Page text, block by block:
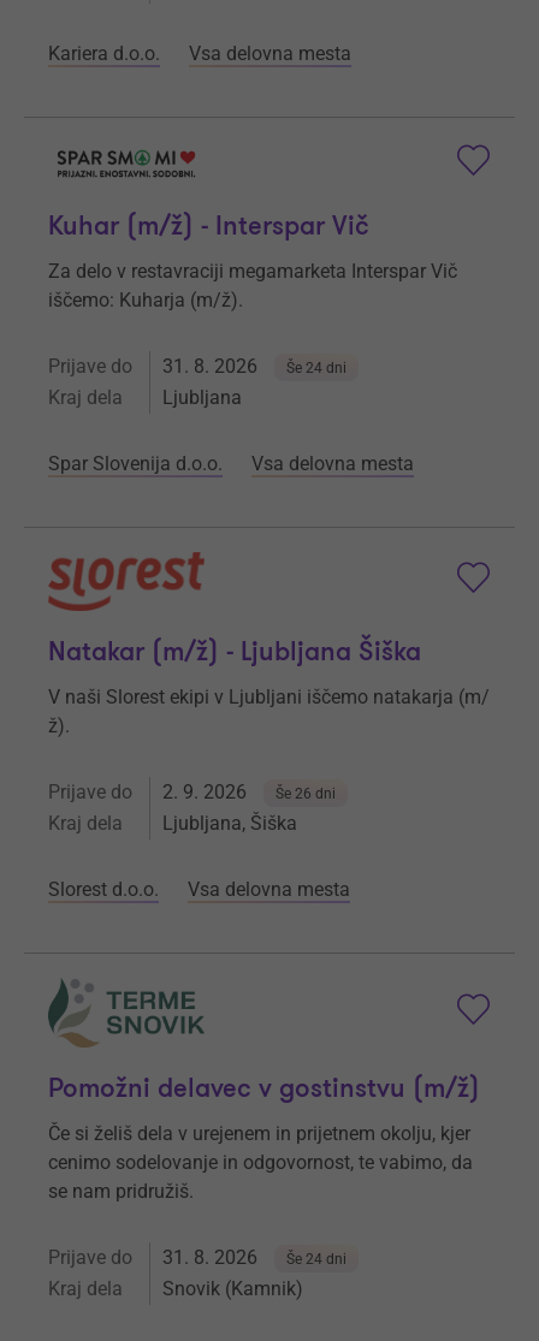
Kariera d.o.o. Vsa delovna mesta
Kuhar (m/ž) - Interspar Vič
Za delo v restavraciji megamarketa Interspar Vič
iščemo: Kuharja (m/ž).
Prijave do 31. 8. 2026 Še 24 dni
Kraj dela Ljubljana
Spar Slovenija d.o.o. Vsa delovna mesta
Natakar (m/ž) - Ljubljana Šiška
V naši Slorest ekipi v Ljubljani iščemo natakarja (m/
ž).
Prijave do 2. 9. 2026 Še 26 dni
Kraj dela Ljubljana, Šiška
Slorest d.o.o. Vsa delovna mesta
Pomožni delavec v gostinstvu (m/ž)
Če si želiš dela v urejenem in prijetnem okolju, kjer
cenimo sodelovanje in odgovornost, te vabimo, da
se nam pridružiš.
Prijave do 31. 8. 2026 Še 24 dni
Kraj dela Snovik (Kamnik)